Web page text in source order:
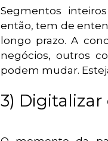
Segmentos
então, tem de
longo prazo. A
negócios, outros
podem mudar.
3) Digitalizar